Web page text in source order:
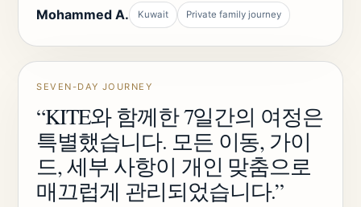
Mohammed A. Kuwait Private family journey
SEVEN-DAY JOURNEY
“KITE와 함께한 7일간의 여정은
특별했습니다. 모든 이동, 가이
드, 세부 사항이 개인 맞춤으로
매끄럽게 관리되었습니다.”